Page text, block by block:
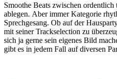
Smoothe Beats zwischen ordentlich
ablegen. Aber immer Kategorie
Sprechgesang. Ob auf der
mit seiner Trackselection zu
sich ja gerne sein eigenes Bild
gibt es in jedem Fall auf diversen